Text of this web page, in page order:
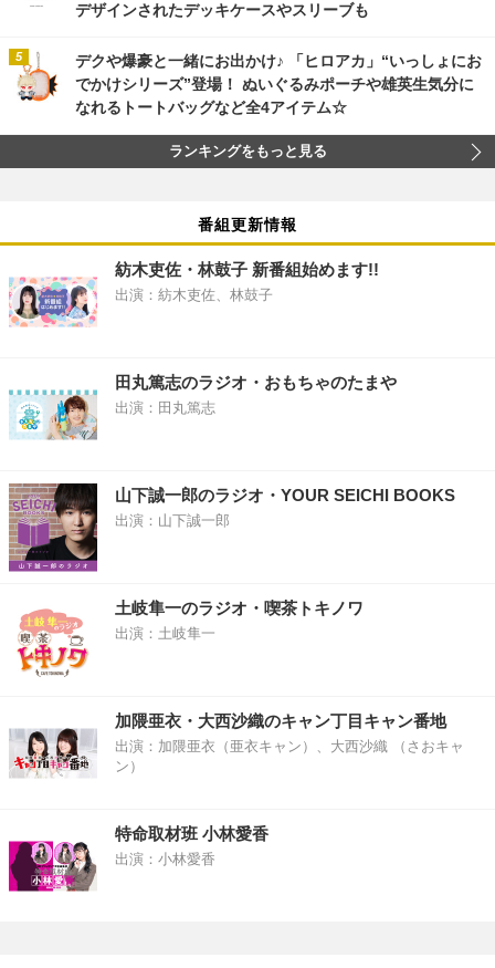
デザインされたデッキケースやスリーブも
デクや爆豪と一緒にお出かけ♪ 「ヒロアカ」“いっしょにお
でかけシリーズ”登場！ ぬいぐるみポーチや雄英生気分に
なれるトートバッグなど全4アイテム☆
ランキングをもっと見る
番組更新情報
紡木吏佐・林鼓子 新番組始めます!!
出演：紡木吏佐、林鼓子
田丸篤志のラジオ・おもちゃのたまや
出演：田丸篤志
山下誠一郎のラジオ・YOUR SEICHI BOOKS
出演：山下誠一郎
土岐隼一のラジオ・喫茶トキノワ
出演：土岐隼一
加隈亜衣・大西沙織のキャン丁目キャン番地
出演：加隈亜衣（亜衣キャン）、大西沙織 （さおキャ
ン）
特命取材班 小林愛香
出演：小林愛香